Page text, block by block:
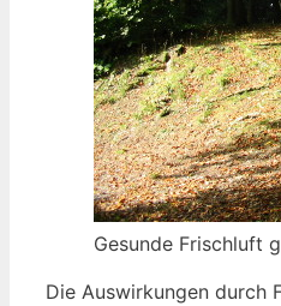
Gesunde Frischluft
Die Auswirkungen durch